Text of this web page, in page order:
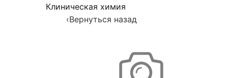
Клиническая химия
‹Вернуться назад